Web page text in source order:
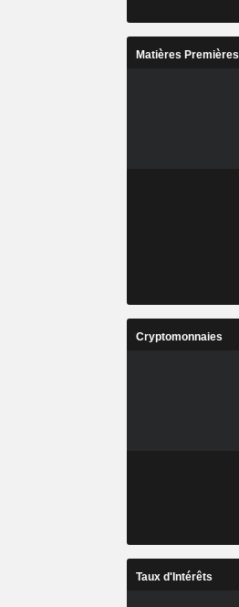
Matières Premières
Cryptomonnaies
Taux d'Intérêts